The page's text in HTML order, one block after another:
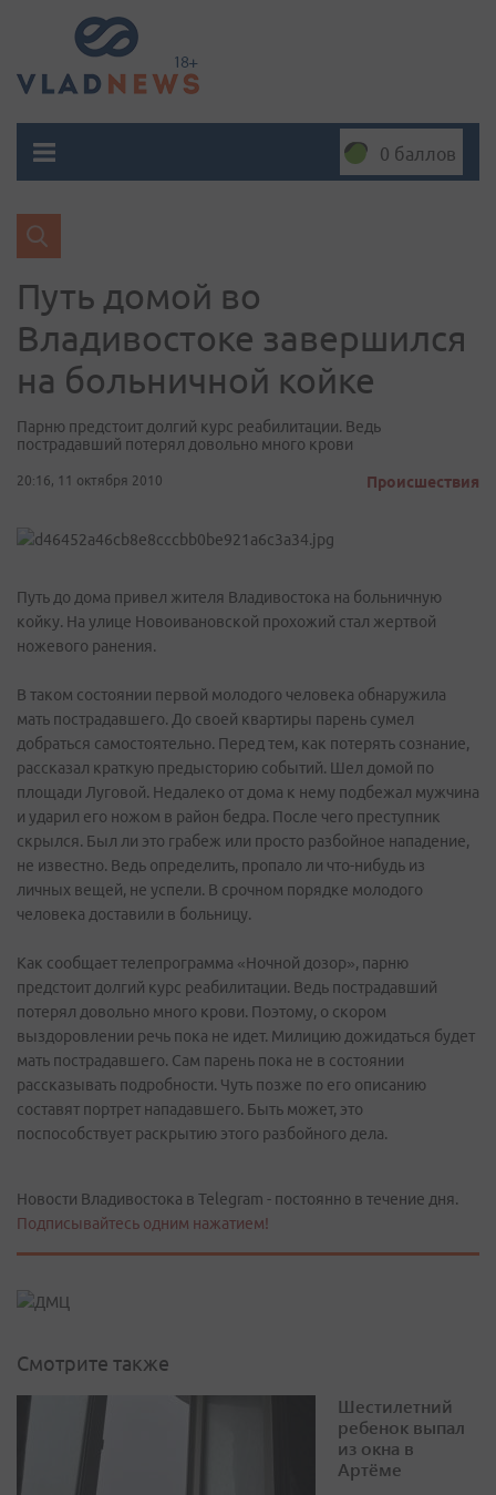
0 баллов
Путь домой во
Владивостоке завершился
на больничной койке
Парню предстоит долгий курс реабилитации. Ведь
пострадавший потерял довольно много крови
20:16, 11 октября 2010 Происшествия
Путь до дома привел жителя Владивостока на больничную
койку. На улице Новоивановской прохожий стал жертвой
ножевого ранения.
В таком состоянии первой молодого человека обнаружила
мать пострадавшего. До своей квартиры парень сумел
добраться самостоятельно. Перед тем, как потерять сознание,
рассказал краткую предысторию событий. Шел домой по
площади Луговой. Недалеко от дома к нему подбежал мужчина
и ударил его ножом в район бедра. После чего преступник
скрылся. Был ли это грабеж или просто разбойное нападение,
не известно. Ведь определить, пропало ли что-нибудь из
личных вещей, не успели. В срочном порядке молодого
человека доставили в больницу.
Как сообщает телепрограмма «Ночной дозор», парню
предстоит долгий курс реабилитации. Ведь пострадавший
потерял довольно много крови. Поэтому, о скором
выздоровлении речь пока не идет. Милицию дожидаться будет
мать пострадавшего. Сам парень пока не в состоянии
рассказывать подробности. Чуть позже по его описанию
составят портрет нападавшего. Быть может, это
поспособствует раскрытию этого разбойного дела.
Новости Владивостока в Telegram - постоянно в течение дня.
Подписывайтесь одним нажатием!
Смотрите также
Шестилетний
ребенок выпал
из окна в
Артёме